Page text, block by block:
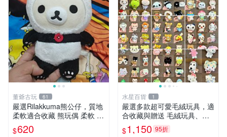
董爺古玩 61
嚴選Rilakkuma熊公仔，質地
柔軟適合收藏 熊玩偶 柔軟 公
仔 收藏
$620
水星百貨 1
嚴選多款超可愛毛絨玩具，適
合收藏與贈送 毛絨玩具、抱
枕、公仔
$1,150 95折